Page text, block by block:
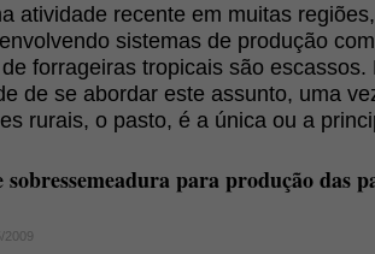
atividade recente em muitas
sistemas de produção
forrageiras tropicais são escassos.
de se abordar este assunto, uma
rurais, o pasto, é a única ou a
sobressemeadura para produção das
2009